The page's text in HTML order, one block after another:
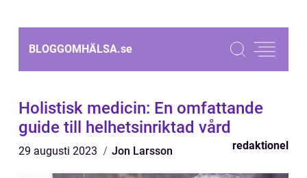
BLOGGOMHÄLSA.se
Holistisk medicin: En omfattande
guide till helhetsinriktad vård
29 augusti 2023 Jon Larsson redaktionel